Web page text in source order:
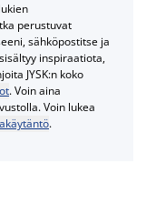
perustuvat
sähköpostitse ja
inspiraatiota,
JYSK:n koko
. Voin aina
Voin lukea
.